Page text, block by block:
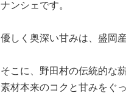
ナンシェです。
優しく奥深い甘みは、盛岡
そこに、野田村の伝統的な
素材本来のコクと甘みをぐ